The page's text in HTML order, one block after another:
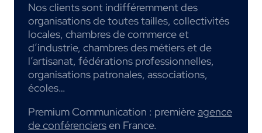
Nos clients sont indifféremment des
organisations de toutes tailles, collectivités
locales, chambres de commerce et
d’industrie, chambres des métiers et de
l’artisanat, fédérations professionnelles,
organisations patronales, associations,
écoles…
Premium Communication : premièreagence
de conférenciersen France.